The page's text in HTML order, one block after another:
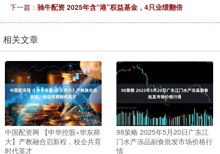
下一篇： 驰牛配资 2025年含“港”权益基金，4只业绩翻倍
相关文章
中国配资网 【申华控股×华东师
大】产教融合启新程，校企共育
时代英才
98策略 2025年5月20日广东江
门水产冻品副食批发市场价格行
情